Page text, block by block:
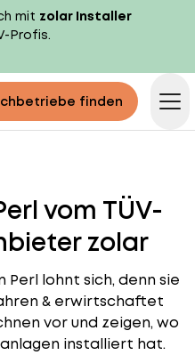
mit zolar Installer
Profis.
finden
vom TÜV-
zolar
lohnt sich, denn sie
& erwirtschaftet
vor und zeigen, wo
installiert hat.